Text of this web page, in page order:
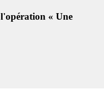
« Une